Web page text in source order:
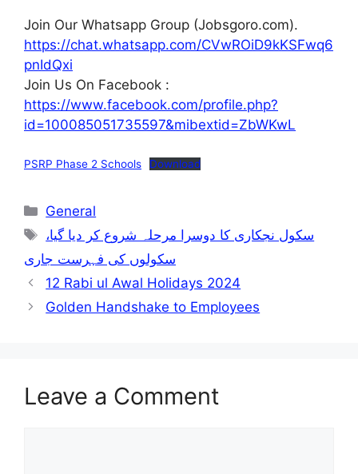
Join Our Whatsapp Group (Jobsgoro.com).
https://chat.whatsapp.com/CVwROiD9kKSFwq6
pnIdQxi
Join Us On Facebook :
https://www.facebook.com/profile.php?
id=100085051735597&mibextid=ZbWKwL
PSRP Phase 2 Schools Download
Categories
General
Tags
سکول نجکاری کا دوسرا مرحلہ شروع کر دیا گیا،
سکولوں کی فہرست جاری
12 Rabi ul Awal Holidays 2024
Golden Handshake to Employees
Leave a Comment